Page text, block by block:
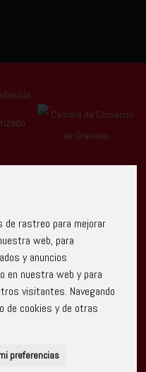
rastreo para mejorar
web, para
y anuncios
en nuestra web y para
visitantes. Navegando
de cookies y de otras
preferencias
una ayuda de la Unión
Operativo FEDER de Andalucía
de la respuesta de la Unión
UE), para compensar el
y/o electricidad a pymes
por el incremento de
electricidad provocados por el
de Rusia contra Ucrania.